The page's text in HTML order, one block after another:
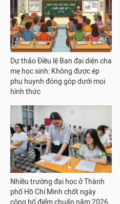
Dự thảo Điều lệ Ban đại diện cha
mẹ học sinh: Không được ép
phụ huynh đóng góp dưới mọi
hình thức
Nhiều trường đại học ở Thành
phố Hồ Chí Minh chốt ngày
công bố điểm chuẩn năm 2026